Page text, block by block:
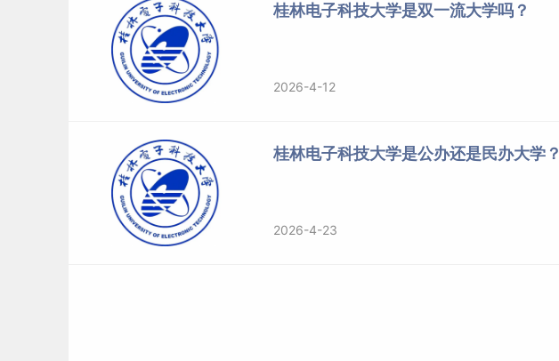
桂林电子科技大学是双一流大学吗？
2026-4-12
桂林电子科技大学是公办还是民办大学？
2026-4-23